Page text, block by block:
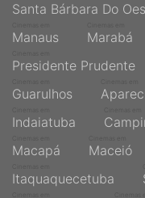
Santa Bárbara Do
Manaus Marabá
Presidente Prudente
Guarulhos
Indaiatuba
Macapá Maceió
Itaquaquecetuba